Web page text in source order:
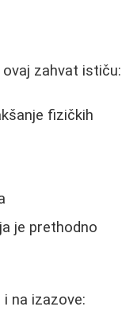
zahvat ističu:
fizičkih
je prethodno
na izazove: